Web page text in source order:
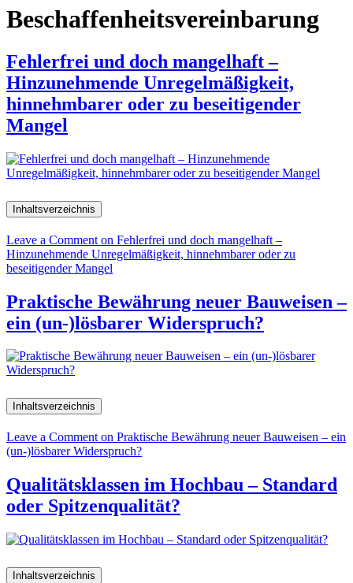
Beschaffenheitsvereinbarung
Fehlerfrei und doch mangelhaft –
Hinzunehmende Unregelmäßigkeit,
hinnehmbarer oder zu beseitigender
Mangel
Inhaltsverzeichnis
Leave a Comment on Fehlerfrei und doch mangelhaft –
Hinzunehmende Unregelmäßigkeit, hinnehmbarer oder zu
beseitigender Mangel
Praktische Bewährung neuer Bauweisen –
ein (un-)lösbarer Widerspruch?
Inhaltsverzeichnis
Leave a Comment on Praktische Bewährung neuer Bauweisen – ein
(un-)lösbarer Widerspruch?
Qualitätsklassen im Hochbau – Standard
oder Spitzenqualität?
Inhaltsverzeichnis